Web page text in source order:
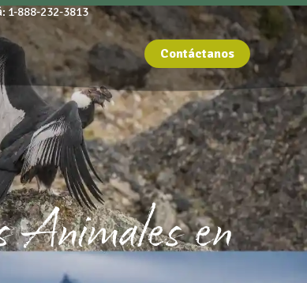
1-888-232-3813
Contáctanos
en